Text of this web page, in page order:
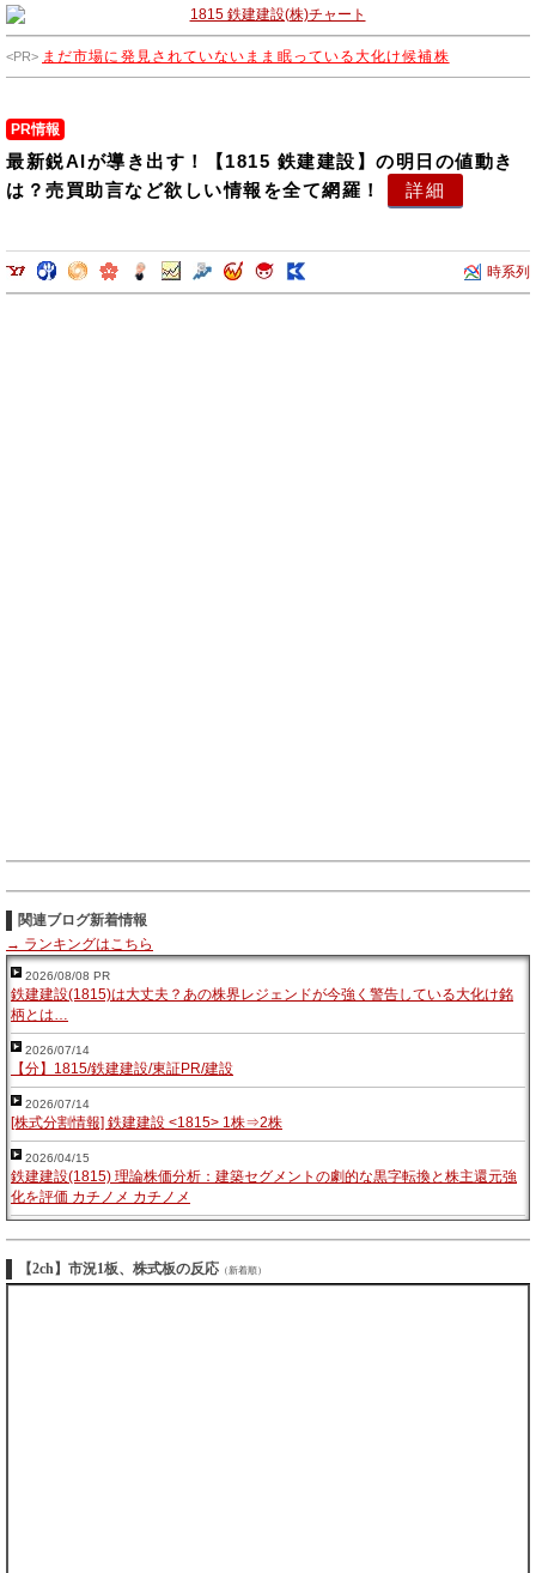
まだ市場に発見されていないまま眠っている大化け候補株
PR情報
最新鋭AIが導き出す！【1815 鉄建建設】の明日の値動き
は？売買助言など欲しい情報を全て網羅！
詳細
時系列
関連ブログ新着情報
→ ランキングはこちら
2026/08/08 PR
鉄建建設(1815)は大丈夫？あの株界レジェンドが今強く警告している大化け銘
柄とは…
2026/07/14
【分】1815/鉄建建設/東証PR/建設
2026/07/14
[株式分割情報] 鉄建建設 <1815> 1株⇒2株
2026/04/15
鉄建建設(1815) 理論株価分析：建築セグメントの劇的な黒字転換と株主還元強
化を評価 カチノメ カチノメ
【2ch】市況1板、株式板の反応 （新着順）